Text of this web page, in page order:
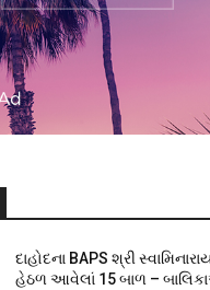
દાહોદના BAPS શ્રી
હેઠળ આવેલાં 15 બાળ –